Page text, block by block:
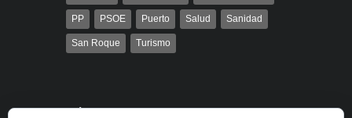
PP PSOE Puerto Salud Sanidad
San Roque Turismo
Búsqueda